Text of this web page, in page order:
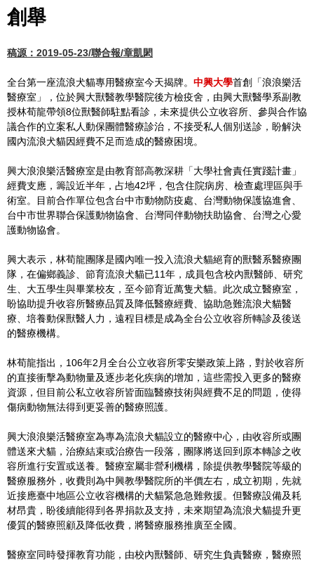
創舉
稿源：2019-05-23/聯合報/章凱閎
全台第一座流浪犬貓專用醫療室今天揭牌。 中興大學首創「浪浪樂活
醫療室」，位於興大獸醫教學醫院後方檢疫舍，由興大獸醫學系副教
授林荀龍帶領8位獸醫師駐點看診，未來提供公立收容所、參與合作協
議合作的立案私人動保團體醫療診治，不接受私人個別送診，盼解決
國內流浪犬貓因經費不足而造成的醫療困境。
興大浪浪樂活醫療室是由教育部高教深耕「大學社會責任實踐計畫」
經費支應，籌設近半年，占地42坪，包含住院病房、檢查處理區與手
術室。目前合作單位包含台中市動物防疫處、台灣動物保護協進會、
台中市世界聯合保護動物協會、台灣同伴動物扶助協會、台灣之心愛
護動物協會。
興大表示，林荀龍團隊是國內唯一投入流浪犬貓絕育的獸醫系醫療團
隊，在偏鄉義診、節育流浪犬貓已11年，成員包含校內獸醫師、研究
生、大五學生與畢業校友，至今節育近萬隻犬貓。此次成立醫療室，
盼協助提升收容所醫療品質及降低醫療經費、協助急難流浪犬貓醫
療、培養動保獸醫人力，遠程目標是成為全台公立收容所轉診及後送
的醫療機構。
林荀龍指出，106年2月全台公立收容所零安樂政策上路，對於收容所
的直接衝擊為動物量及逐步老化疾病的增加，這些需投入更多的醫療
資源，但目前公私立收容所皆面臨醫療技術與經費不足的問題，使得
傷病動物無法得到更妥善的醫療照護。
興大浪浪樂活醫療室為專為流浪犬貓設立的醫療中心，由收容所或團
體送來犬貓，治療結束或治療告一段落，團隊將送回到原本轉診之收
容所進行安置或送養。醫療室屬非營利機構，除提供教學醫院等級的
醫療服務外，收費則為中興教學醫院所的半價左右，成立初期，先就
近接應臺中地區公立收容機構的犬貓緊急急難救援。但醫療設備及耗
材昂貴，盼後續能得到各界捐款及支持，未來期望為流浪犬貓提升更
優質的醫療照顧及降低收費，將醫療服務推廣至全國。
醫療室同時發揮教育功能，由校內獸醫師、研究生負責醫療，醫療照